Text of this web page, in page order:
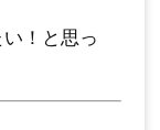
！と思っ